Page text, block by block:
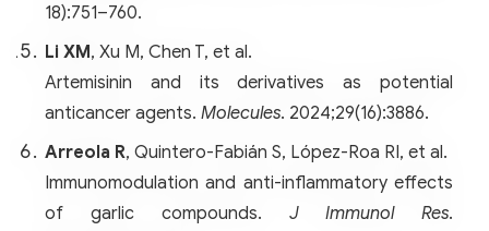
18):751–760.
Li XM, Xu M, Chen T, et al.
Artemisinin and its derivatives as potential
anticancer agents. Molecules. 2024;29(16):3886.
Arreola R, Quintero-Fabián S, López-Roa RI, et al.
Immunomodulation and anti-inflammatory effects
of garlic compounds. J Immunol Res.